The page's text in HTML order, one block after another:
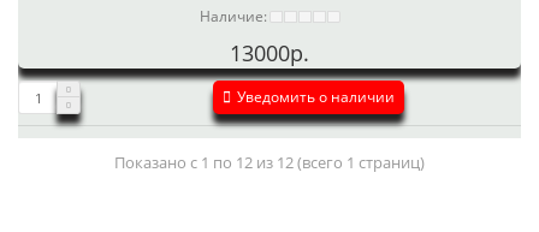
Наличие:
13000р.
Уведомить о наличии
Показано с 1 по 12 из 12 (всего 1 страниц)